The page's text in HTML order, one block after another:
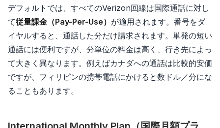
デフォルトでは、すべてのVerizon回線は国際通話に対し
て従量課金（Pay-Per-Use） が適用されます。番号をダ
イヤルすると、通話した分だけ請求されます。単発の短い
通話には便利ですが、分単位の料金は高く、行き先によっ
て大きく異なります。例えばカナダへの通話は比較的安価
ですが、フィリピンの携帯電話にかけると数ドル／分にな
ることもあります。